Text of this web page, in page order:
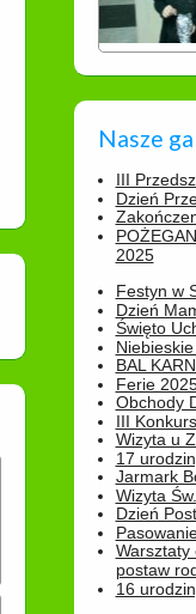
Nasze
III
Dzień
2025
Festyn w
Dzień
Święto
BAL
Ferie
Obchody
III
Wizyta u
17
Jarmark
Wizyta
Dzień
Warsztaty
postaw
16